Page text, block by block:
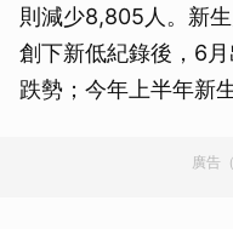
則減少8,805人。新
創下新低紀錄後，6
跌勢；今年上半年新
廣告